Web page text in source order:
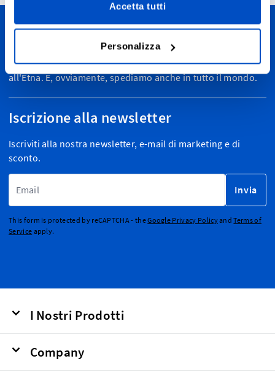
Accetta tutti
Personalizza
Personalizza le tue creazioni
Spediamo in tutta Italia, da Bolzano ad Agrigento, dalle Alpi
all'Etna. E, ovviamente, spediamo anche in tutto il mondo.
Iscrizione alla newsletter
Iscriviti alla nostra newsletter, e-mail di marketing e di
sconto.
Invia
This form is protected by reCAPTCHA - theGoogle Privacy PolicyandTerms of
Service apply.
I Nostri Prodotti
Company